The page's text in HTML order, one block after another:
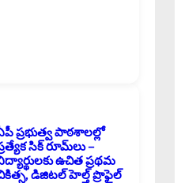
ప్రభుత్వ పాఠశాలల్లో
సిక్ రూమ్‌లు –
ఉచిత ప్రథమ
డిజిటల్ హెల్త్ ప్రొఫైల్